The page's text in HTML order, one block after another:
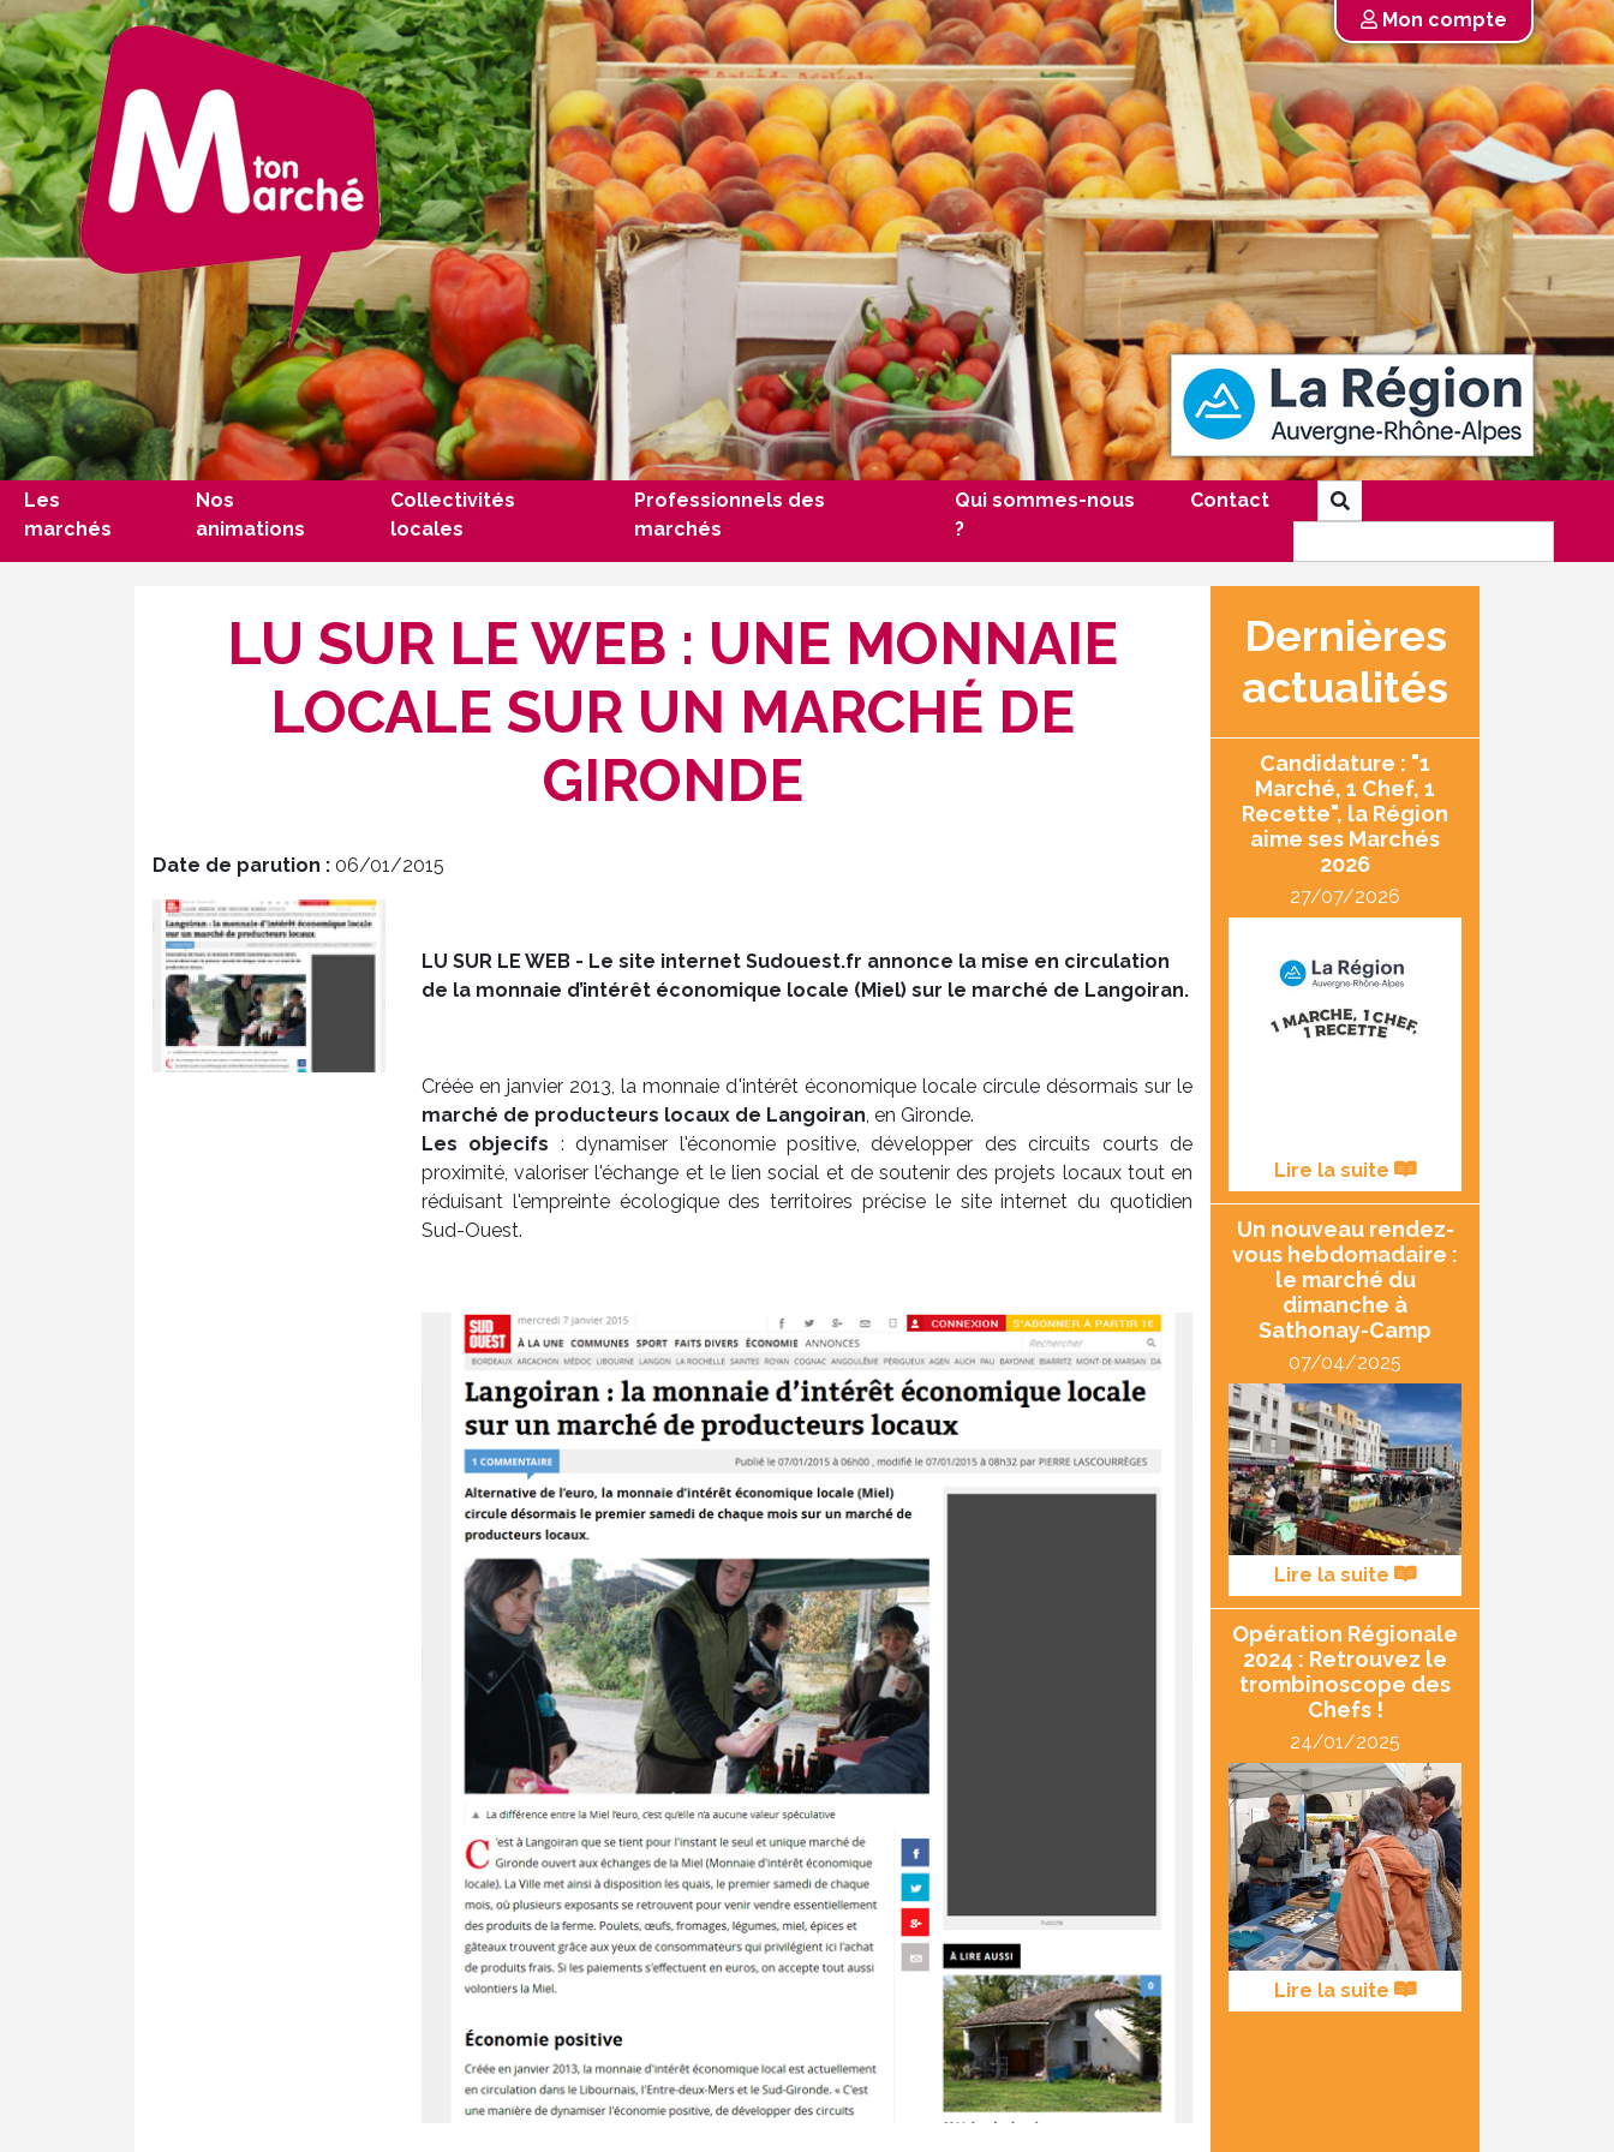
Mon compte
Les
marchés
Nos
animations
Collectivités
locales
Professionnels des
marchés
Qui sommes-nous
?
Contact
LU SUR LE WEB : UNE MONNAIE
LOCALE SUR UN MARCHÉ DE
GIRONDE
Date de parution : 06/01/2015
LU SUR LE WEB - Le site internet Sudouest.fr annonce la mise en circulation
de la monnaie d’intérêt économique locale (Miel) sur le marché de Langoiran.
Créée en janvier 2013, la monnaie d'intérêt économique locale circule désormais sur le
marché de producteurs locaux de Langoiran, en Gironde.
Les objecifs : dynamiser l'économie positive, développer des circuits courts de
proximité, valoriser l'échange et le lien social et de soutenir des projets locaux tout en
réduisant l'empreinte écologique des territoires précise le site internet du quotidien
Sud-Ouest.
Dernières
actualités
Candidature : "1
Marché, 1 Chef, 1
Recette", la Région
aime ses Marchés
2026
27/07/2026
Lire la suite
Un nouveau rendez-
vous hebdomadaire :
le marché du
dimanche à
Sathonay-Camp
07/04/2025
Lire la suite
Opération Régionale
2024 : Retrouvez le
trombinoscope des
Chefs !
24/01/2025
Lire la suite